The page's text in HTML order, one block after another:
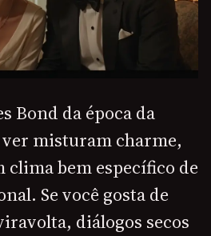
Bond da época da
misturam charme,
clima bem específico de
Se você gosta de
diálogos secos